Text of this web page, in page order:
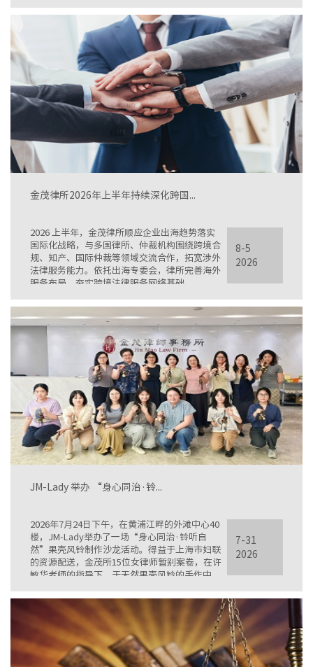
跨领域青年交流平台。
金茂律所2026年上半年持续深化跨国...
2026 上半年，金茂律所顺应企业出海趋势落实
国际化战略，与多国律所、仲裁机构围绕跨境合
规、知产、国际仲裁等领域交流合作，拓宽涉外
法律服务能力。依托出海专委会，律所完善海外
服务布局，夯实跨境法律服务网络基础。
8-5
2026
JM-Lady 举办 “身心同治·铃...
2026年7月24日下午，在黄浦江畔的外滩中心40
楼，JM-Lady举办了一场“身心同治·铃听自
然”果壳风铃制作沙龙活动。得益于上海市妇联
的资源配送，金茂所15位女律师暂别案卷，在许
敏华老师的指导下，于天然果壳风铃的手作中，
7-31
2026